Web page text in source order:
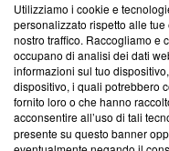
Questa sezione offre
News, sui nostri
creare news di qualità.
‘Trust Project - News
ancora membro del
parte; Trust Project non
conformità agli standard.
Utilizziamo i cookie e
personalizzato rispetto alle
nostro traffico. Raccogliamo e
occupano di analisi dei dati
informazioni sul tuo
dispositivo, i quali potrebbero
fornito loro o che hanno
acconsentire all’uso di tali
presente su questo banner